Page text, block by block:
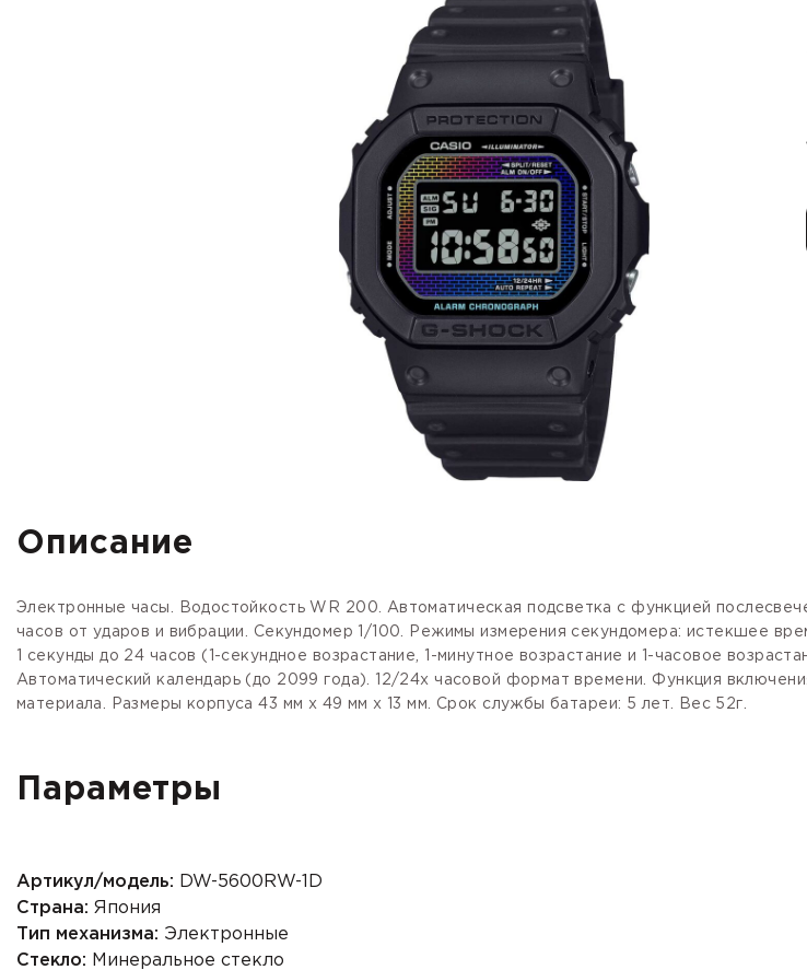
Описание
Электронные часы. Водостойкость WR 200. Автоматическая подсветка с функцией
часов от ударов и вибрации. Секундомер 1/100. Режимы измерения секундомера: истекшее
1 секунды до 24 часов (1-секундное возрастание, 1-минутное возрастание и 1-часовое
Автоматический календарь (до 2099 года). 12/24х часовой формат времени. Функция
материала. Размеры корпуса 43 мм х 49 мм х 13 мм. Срок службы батареи: 5 лет. Вес 52г.
Параметры
Артикул/модель: DW-5600RW-1D
Страна: Япония
Тип механизма: Электронные
Стекло: Минеральное стекло